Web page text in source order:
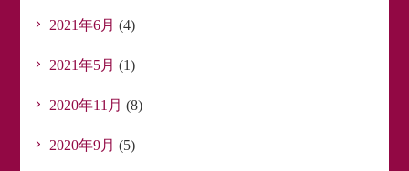
2021年6月 (4)
2021年5月 (1)
2020年11月 (8)
2020年9月 (5)